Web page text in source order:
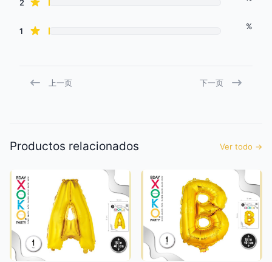
2
1 star reviews %
上一页 下一页
Productos relacionados Ver todo →